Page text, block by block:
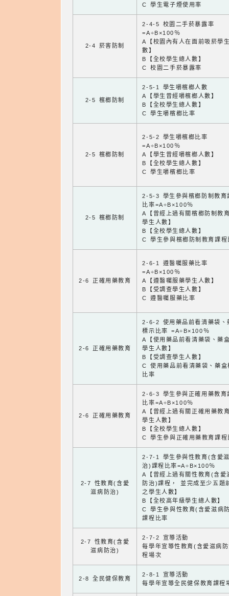
C 學生電子煙使用率
2-4 菸害防制
2-4-5 校園二手菸暴露率
=A÷B×100％
A【校園內有人在面前吸菸學
數】
B【全校學生總人數】
C 校園二手菸暴露率
2-5 檳榔防制
2-5-1 學生嚼檳榔人數
A【學生曾經嚼檳榔人數】
B【全校學生總人數】
C 學生嚼檳榔比率
2-5 檳榔防制
2-5-2 學生嚼檳榔比率
=A÷B×100％
A【學生曾經嚼檳榔人數】
B【全校學生總人數】
C 學生嚼檳榔比率
2-5 檳榔防制
2-5-3 學生參與檳榔防制教育
比率=A÷B×100％
A【曾經上過有關檳榔防制教
學生人數】
B【全校學生總人數】
C 學生參與檳榔防制教育課程
2-6 正確用藥教育
2-6-1 遵醫囑服藥比率
=A÷B×100％
A【遵醫囑服藥學生人數】
B【受調查學生人數】
C 遵醫囑服藥比率
2-6 正確用藥教育
2-6-2 使用藥品前看清藥袋、
標示比率 =A÷B×100％
A【使用藥品前看清藥袋、藥
學生人數】
B【受調查學生人數】
C 使用藥品前看清藥袋、藥盒
比率
2-6 正確用藥教育
2-6-3 學生參與正確用藥教育
比率=A÷B×100％
A【曾經上過有關正確用藥教
學生人數】
B【全校學生總人數】
C 學生參與正確用藥教育課程
2-7 性教育(含愛
滋病防治)
2-7-1 學生參與性教育(含愛
治)課程比率=A÷B×100％
A【曾經上過有關性教育(含愛
防治)課程， 並完成至少五題
之學生人數】
B【全校高年級學生總人數】
C 學生參與性教育(含愛滋病
課程比率
2-7 性教育(含愛
滋病防治)
2-7-2 宣導活動
每學年宣導性教育(含愛滋病
程場次
2-8 全民健保教育
2-8-1 宣導活動
每學年宣導全民健保教育課程